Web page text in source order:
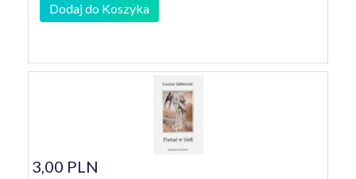
Dodaj do Koszyka
3,00 PLN